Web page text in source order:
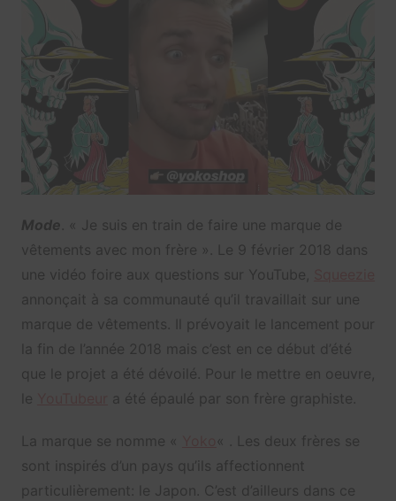
Mode . « Je suis en train de faire une marque de
vêtements avec mon frère ». Le 9 février 2018 dans
une vidéo foire aux questions sur YouTube,
annonçait à sa communauté qu’il travaillait sur une
marque de vêtements. Il prévoyait le lancement pour
la fin de l’année 2018 mais c’est en ce début d’été
que le projet a été dévoilé. Pour le mettre en oeuvre,
le
a été épaulé par son frère graphiste.
La marque se nomme «
« . Les deux frères se
sont inspirés d’un pays qu’ils affectionnent
particulièrement: le Japon. C’est d’ailleurs dans ce